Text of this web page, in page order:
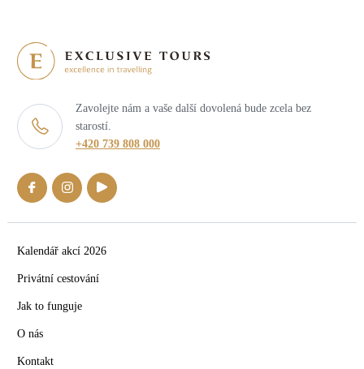
Zavolejte nám a vaše další dovolená bude zcela bez
starostí.
+420 739 808 000
Kalendář akcí 2026
Privátní cestování
Jak to funguje
O nás
Kontakt